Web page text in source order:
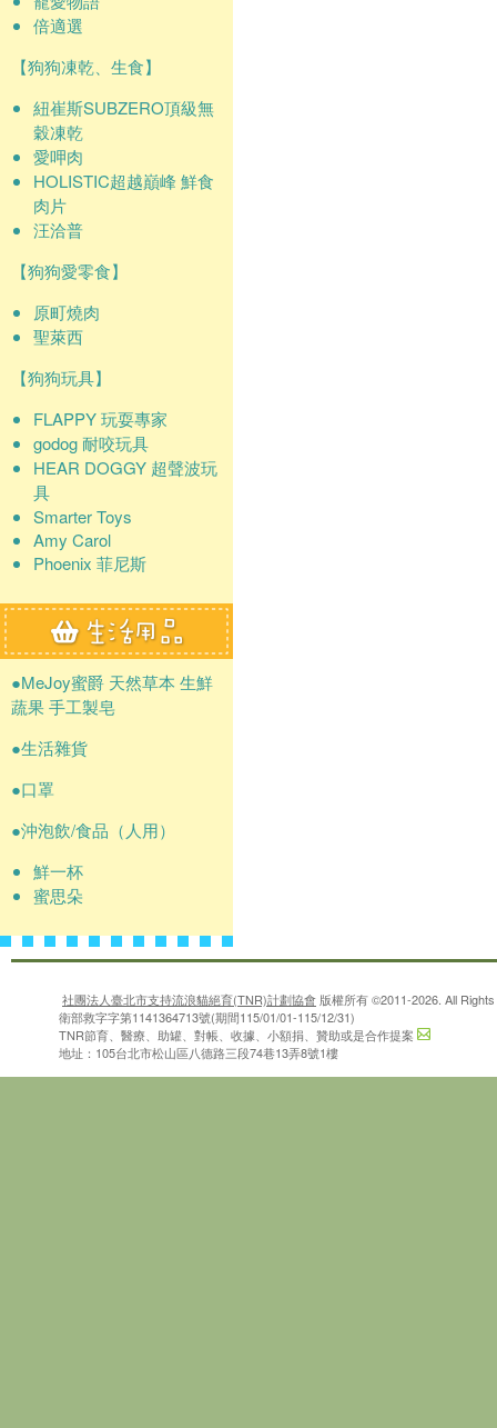
倍適選
【狗狗凍乾、生食】
紐崔斯SUBZERO頂級無
穀凍乾
愛呷肉
HOLISTIC超越巔峰 鮮食
肉片
汪洽普
【狗狗愛零食】
原町燒肉
聖萊西
【狗狗玩具】
FLAPPY 玩耍專家
godog 耐咬玩具
HEAR DOGGY 超聲波玩
具
Smarter Toys
Amy Carol
Phoenix 菲尼斯
●MeJoy蜜爵 天然草本 生鮮
蔬果 手工製皂
●生活雜貨
●口罩
●沖泡飲/食品（人用）
鮮一杯
蜜思朵
社團法人臺北市支持流浪貓絕育(TNR)計劃協會 版權所有 ©2011-2026. All
衛部救字字第1141364713號(期間115/01/01-115/12/31)
TNR節育、醫療、助罐、對帳、收據、小額捐、贊助或是合作提案
地址：105台北市松山區八德路三段74巷13弄8號1樓